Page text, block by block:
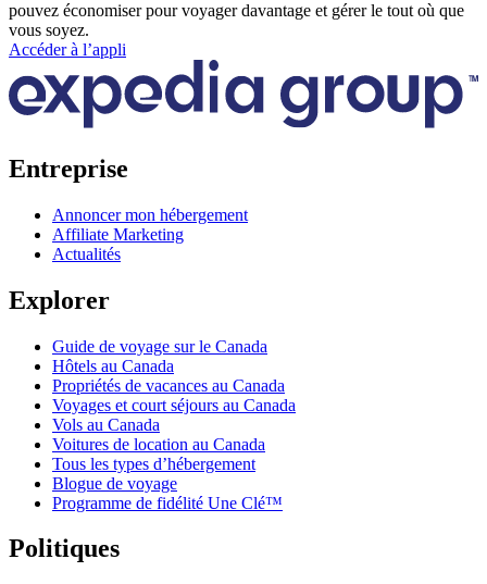
pouvez économiser pour voyager davantage et gérer le tout où que
vous soyez.
Accéder à l’appli
Entreprise
Annoncer mon hébergement
Affiliate Marketing
Actualités
Explorer
Guide de voyage sur le Canada
Hôtels au Canada
Propriétés de vacances au Canada
Voyages et court séjours au Canada
Vols au Canada
Voitures de location au Canada
Tous les types d’hébergement
Blogue de voyage
Programme de fidélité Une Clé™
Politiques